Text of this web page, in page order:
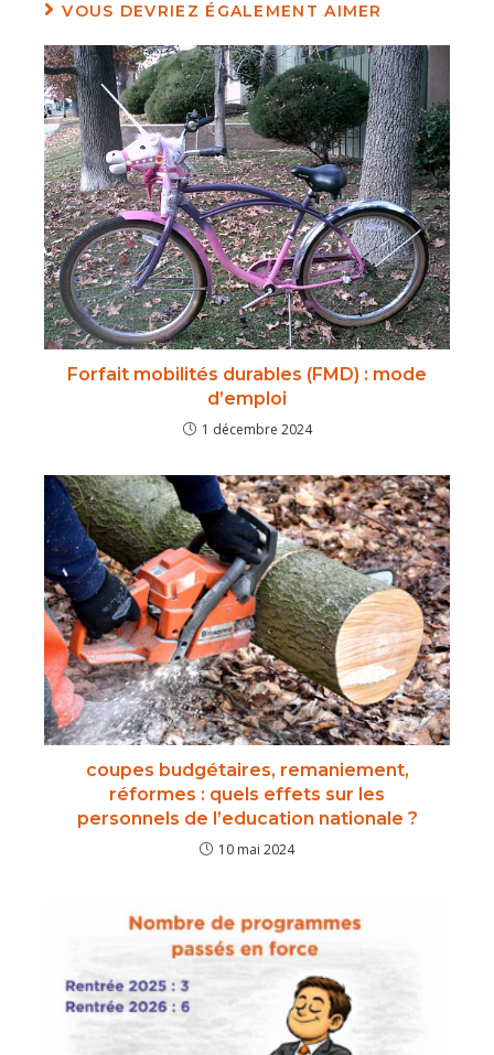
VOUS DEVRIEZ ÉGALEMENT AIMER
Forfait mobilités durables (FMD) : mode
d’emploi
1 décembre 2024
coupes budgétaires, remaniement,
réformes : quels effets sur les
personnels de l’education nationale ?
10 mai 2024